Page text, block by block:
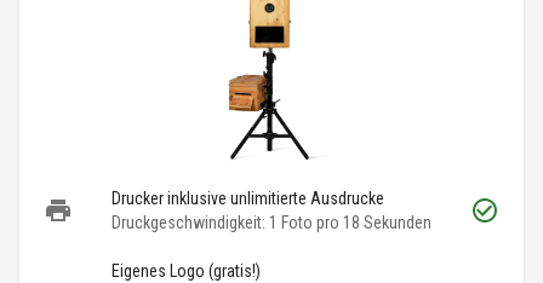
Drucker inklusive unlimitierte Ausdrucke
Druckgeschwindigkeit: 1 Foto pro 18 Sekunden
Eigenes Logo (gratis!)